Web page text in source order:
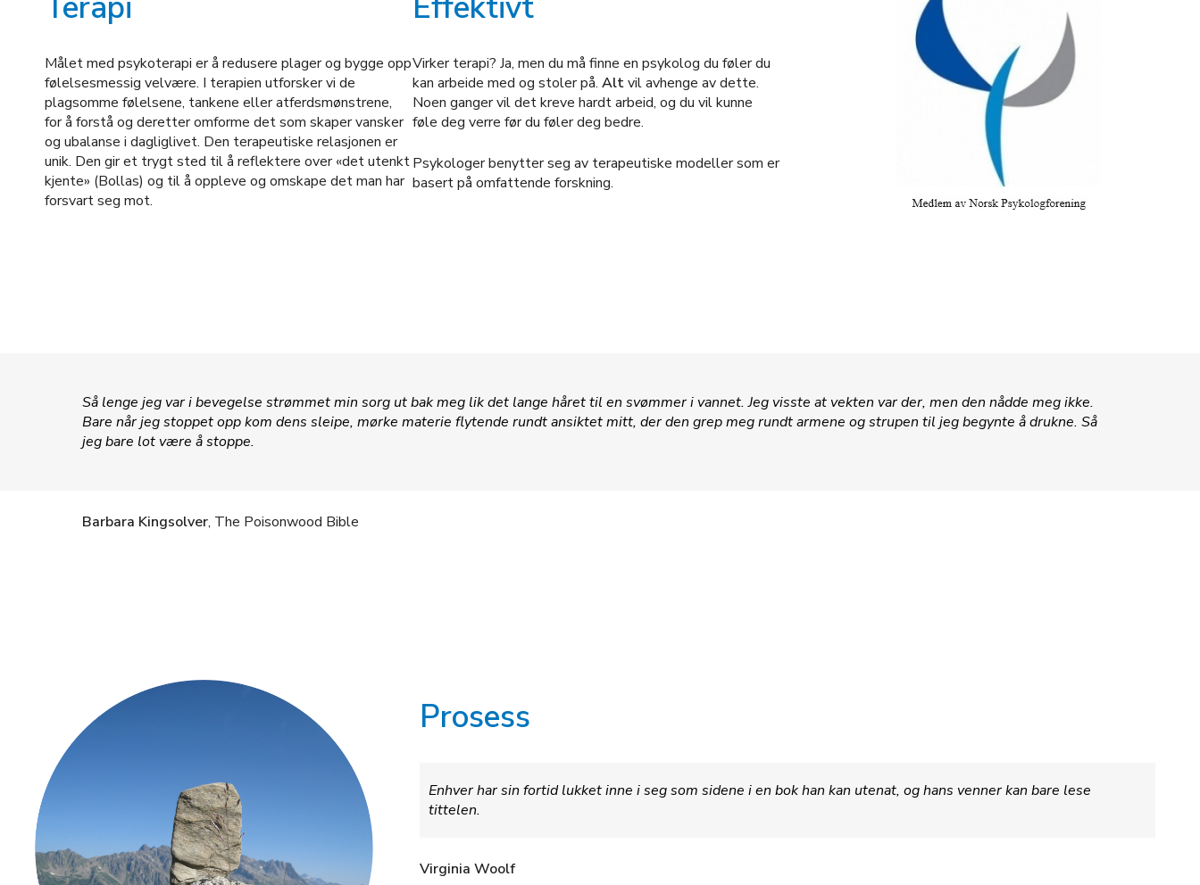
Målet med psykoterapi er å redusere plager og bygge opp
følelsesmessig velvære. I terapien utforsker vi de
plagsomme følelsene, tankene eller atferdsmønstrene,
for å forstå og deretter omforme det som skaper vansker
og ubalanse i dagliglivet. Den terapeutiske relasjonen er
unik. Den gir et trygt sted til å reflektere over «det utenkt
kjente» (Bollas) og til å oppleve og omskape det man har
forsvart seg mot.
Virker terapi? Ja, men du må finne en psykolog du føler du
kan arbeide med og stoler på. Altvil avhenge av dette.
Noen ganger vil det kreve hardt arbeid, og du vil kunne
føle deg verre før du føler deg bedre.
Psykologer benytter seg av terapeutiske modeller som er
basert på omfattende forskning.
Så lenge jeg var i bevegelse strømmet min sorg ut bak meg lik det lange håret til en svømmer i vannet. Jeg visste at vekten var der, men den nådde meg ikke.
Bare når jeg stoppet opp kom dens sleipe, mørke materie flytende rundt ansiktet mitt, der den grep meg rundt armene og strupen til jeg begynte å drukne. Så
jeg bare lot være å stoppe.
Barbara Kingsolver, The Poisonwood Bible
Prosess
Enhver har sin fortid lukket inne i seg som sidene i en bok han kan utenat, og hans venner kan bare lese
tittelen.
Virginia Woolf